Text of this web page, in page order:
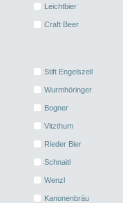
Leichtbier
Craft Beer
Stift Engelszell
Wurmhöringer
Bogner
Vitzthum
Rieder Bier
Schnaitl
Wenzl
Kanonenbräu